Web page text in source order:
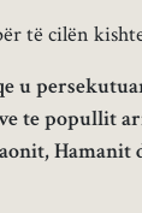
të cilën
u
te popullit
Hamanit